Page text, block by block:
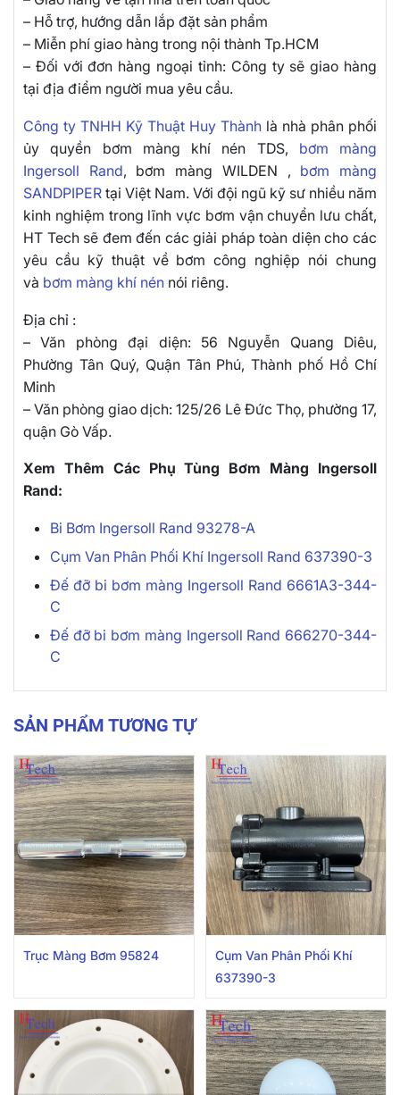
– Hỗ trợ, hướng dẫn lắp đặt sản phẩm
– Miễn phí giao hàng trong nội thành Tp.HCM
– Đối với đơn hàng ngoại tỉnh: Công ty sẽ giao hàng
tại địa điểm người mua yêu cầu.
Công ty TNHH Kỹ Thuật Huy Thành là nhà phân phối
ủy quyền bơm màng khí nén TDS, bơm màng
Ingersoll Rand, bơm màng WILDEN , bơm màng
SANDPIPER tại Việt Nam. Với đội ngũ kỹ sư nhiều năm
kinh nghiệm trong lĩnh vực bơm vận chuyển lưu chất,
HT Tech sẽ đem đến các giải pháp toàn diện cho các
yêu cầu kỹ thuật về bơm công nghiệp nói chung
và bơm màng khí nén nói riêng.
Địa chỉ :
– Văn phòng đại diện: 56 Nguyễn Quang Diêu,
Phường Tân Quý, Quận Tân Phú, Thành phố Hồ Chí
Minh
– Văn phòng giao dịch: 125/26 Lê Đức Thọ, phường 17,
quận Gò Vấp.
Xem Thêm Các Phụ Tùng Bơm Màng Ingersoll
Rand:
Bi Bơm Ingersoll Rand 93278-A
Cụm Van Phân Phối Khí Ingersoll Rand 637390-3
Đế đỡ bi bơm màng Ingersoll Rand 6661A3-344-
C
Đế đỡ bi bơm màng Ingersoll Rand 666270-344-
C
SẢN PHẨM TƯƠNG TỰ
Trục Màng Bơm 95824
Cụm Van Phân Phối Khí
637390-3